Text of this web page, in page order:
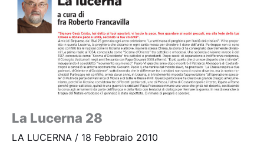
La Lucerna 28
LA LUCERNA / 18 Febbraio 2010